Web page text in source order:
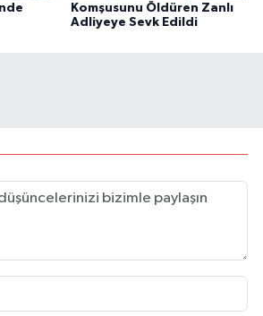
Komşusunu Öldüren Zanlı
Adliyeye Sevk Edildi